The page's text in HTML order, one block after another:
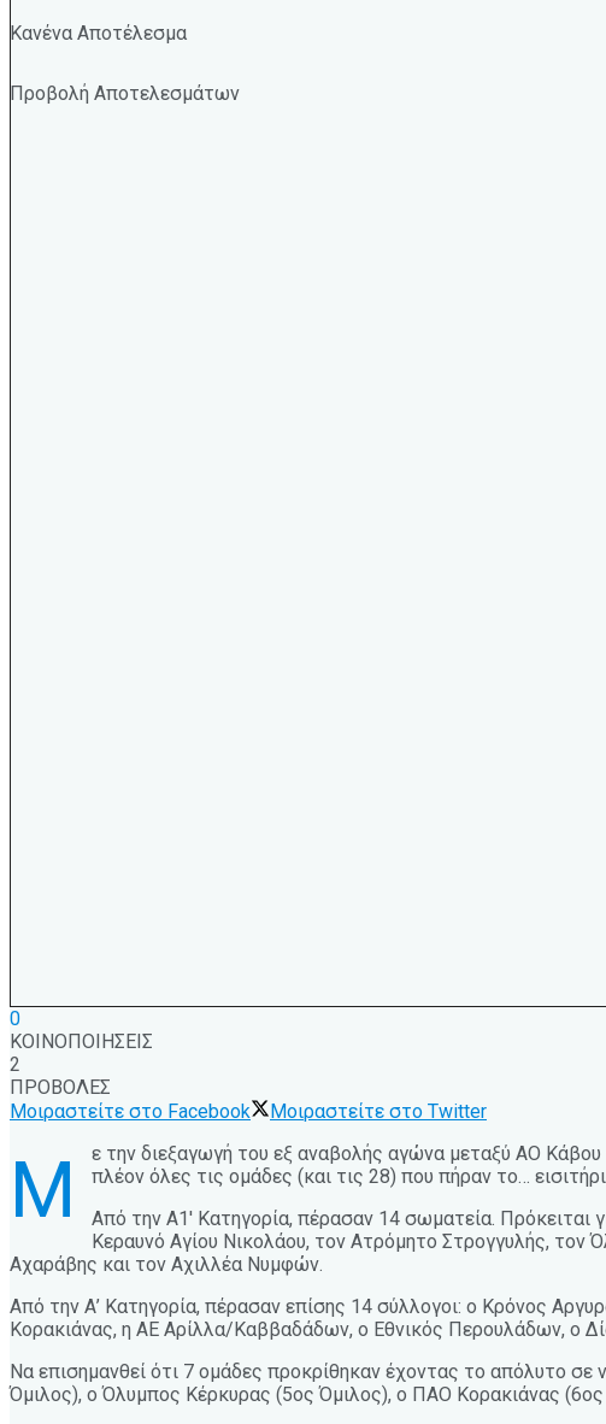
Κανένα Αποτέλεσμα
Προβολή Αποτελεσμάτων
0
ΚΟΙΝΟΠΟΙΗΣΕΙΣ
2
ΠΡΟΒΟΛΕΣ
Μοιραστείτε στο Facebook
Μοιραστείτε στο Twitter
Μ
ε την διεξαγωγή του εξ αναβολής αγώνα μεταξύ ΑΟ
πλέον όλες τις ομάδες (και τις 28) που πήραν το…
Από την Α1′ Κατηγορία, πέρασαν 14 σωματεία.
Κεραυνό Αγίου Νικολάου, τον Ατρόμητο Στρογγυλής,
Αχαράβης και τον Αχιλλέα Νυμφών.
Από την Α’ Κατηγορία, πέρασαν επίσης 14 σύλλογοι: ο Κρόνος
Κορακιάνας, η ΑΕ Αρίλλα/Καββαδάδων, ο Εθνικός Περουλάδων, ο
Να επισημανθεί ότι 7 ομάδες προκρίθηκαν έχοντας το απόλυτο
Όμιλος), ο Όλυμπος Κέρκυρας (5ος Όμιλος), ο ΠΑΟ Κορακιάνας